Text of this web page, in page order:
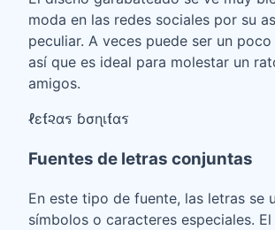
moda en las redes sociales por su
peculiar. A veces puede ser un
así que es ideal para molestar un
amigos.
ℓεƭ૨αร ɓσɳเƭαร
Fuentes de letras conjuntas
En este tipo de fuente, las letras se
símbolos o caracteres especiales.